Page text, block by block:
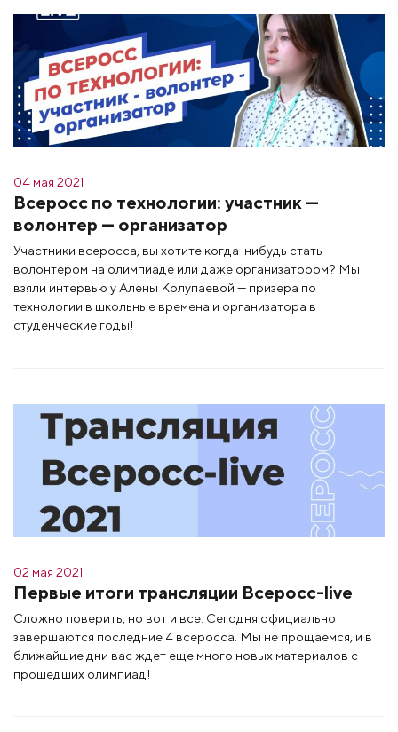
04 мая 2021
Всеросс по технологии: участник —
волонтер — организатор
Участники всеросса, вы хотите когда-нибудь стать
волонтером на олимпиаде или даже организатором? Мы
взяли интервью у Алены Колупаевой — призера по
технологии в школьные времена и организатора в
студенческие годы!
02 мая 2021
Первые итоги трансляции Всеросс-live
Сложно поверить, но вот и все. Сегодня официально
завершаются последние 4 всеросса. Мы не прощаемся, и в
ближайшие дни вас ждет еще много новых материалов с
прошедших олимпиад!